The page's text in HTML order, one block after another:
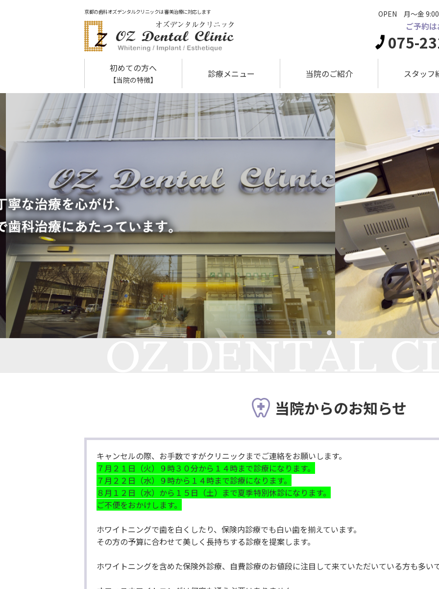
京都の歯科オズデンタルクリニックは 審美治療に対応します OPEN 月～金
ご予約
075-
初めての方へ
【当院の特徴】
診療メニュー 当院のご紹介 スタッフ
当院からのお知らせ
キャンセルの際、お手数ですがクリニックまでご連絡をお願いします。
７月２１日（火）９時３０分から１４時まで診療になります。
７月２２日（水）９時から１４時まで診療になります。
８月１２日（水）から１５日（土）まで夏季特別休診になります。
ご不便をおかけします。
ホワイトニングで歯を白くしたり、保険内診療でも白い歯を揃えています。
その方の予算に合わせて美しく長持ちする診療を提案します。
ホワイトニングを含めた保険外診療、自費診療のお値段に注目して来ていただいている方も多い